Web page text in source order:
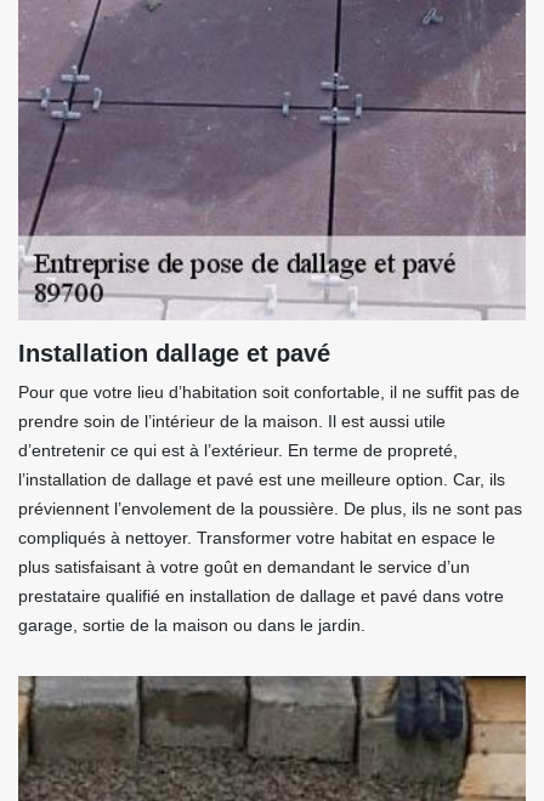
Installation dallage et pavé
Pour que votre lieu d’habitation soit confortable, il ne suffit pas de
prendre soin de l’intérieur de la maison. Il est aussi utile
d’entretenir ce qui est à l’extérieur. En terme de propreté,
l’installation de dallage et pavé est une meilleure option. Car, ils
préviennent l’envolement de la poussière. De plus, ils ne sont pas
compliqués à nettoyer. Transformer votre habitat en espace le
plus satisfaisant à votre goût en demandant le service d’un
prestataire qualifié en installation de dallage et pavé dans votre
garage, sortie de la maison ou dans le jardin.